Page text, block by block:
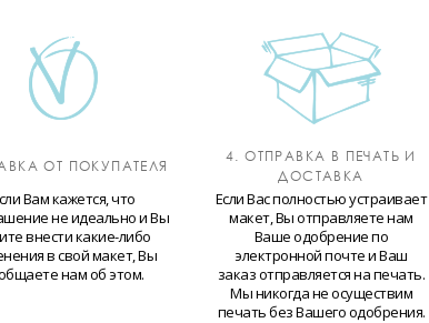
ОТ ПОКУПАТЕЛЯ
Вам кажется, что
не идеально и Вы
внести какие-либо
в свой макет, Вы
нам об этом.
4. ОТПРАВКА В ПЕЧАТЬ И
ДОСТАВКА
Если Вас полностью устраивает
макет, Вы отправляете нам
Ваше одобрение по
электронной почте и Ваш
заказ отправляется на печать.
Мы никогда не осуществим
печать без Вашего одобрения.